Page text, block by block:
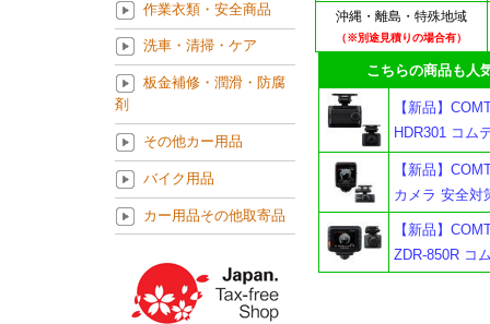
沖縄・離島・特殊地域
（※別途見積りの場合有）
こちらの商品も人気
【新品】
HDR301 コム
【新品】
カメラ 安全対
【新品】
ZDR-850R コ
作業衣類・安全商品
洗車・清掃・ケア
板金補修・潤滑・防腐
剤
その他カー用品
バイク用品
カー用品その他取寄品